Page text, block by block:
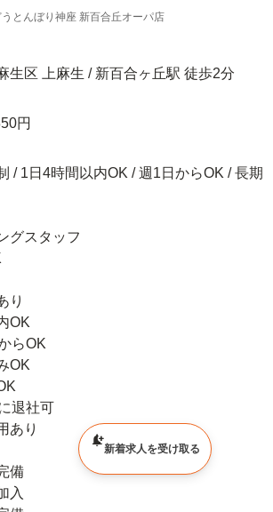
とんぼり神座 新百合丘オーパ店
生区 上麻生 / 新百合ヶ丘駅 徒歩2分
円
/ 1日4時間以内OK / 週1日からOK / 長期
グスタッフ
り
OK
らOK
OK
退社可
あり
備
入
新着求人を受け取る